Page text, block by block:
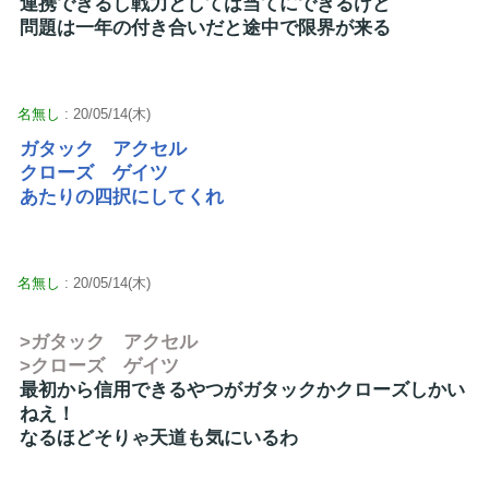
問題は一年の付き合いだと途中で限界が来る
名無し : 20/05/14(木)
ガタック アクセル
クローズ ゲイツ
あたりの四択にしてくれ
名無し : 20/05/14(木)
>ガタック アクセル
>クローズ ゲイツ
最初から信用できるやつがガタックかクローズしかい
ねえ！
なるほどそりゃ天道も気にいるわ